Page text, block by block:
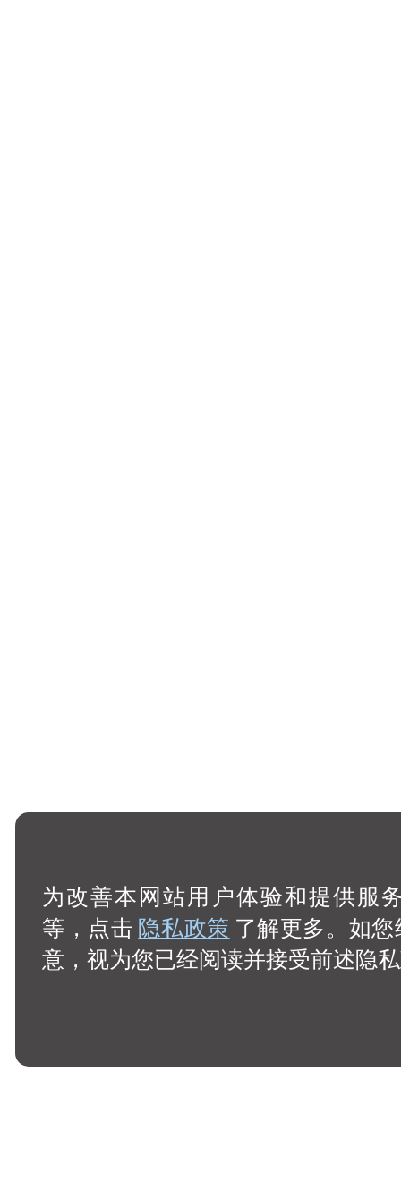
为改善本网站用户体验和提供服
等，点击隐私政策 了解更多。如
意，视为您已经阅读并接受前述隐